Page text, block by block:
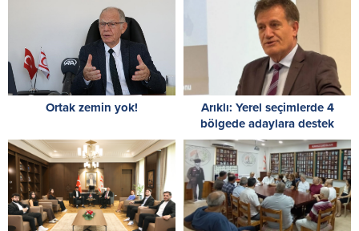
Ortak zemin yok!
Arıklı: Yerel seçimlerde 4
bölgede adaylara destek
planlıyoruz; nihai karar Parti
Meclisi’nde